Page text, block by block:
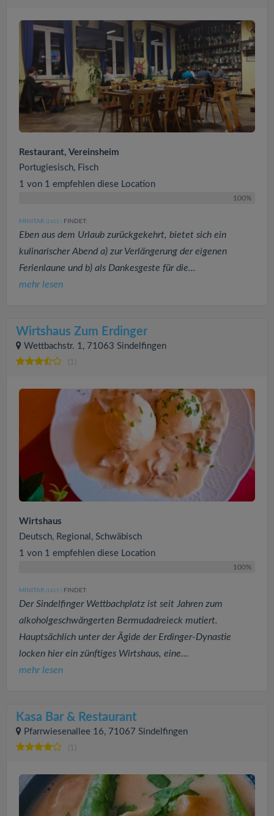
Restaurant, Vereinsheim
Portugiesisch, Fisch
1 von 1 empfehlen diese Location
100%
MINITAR (1415 ) FINDET:
Eben aus dem Urlaub zurückgekehrt, bietet sich ein
kulinarischer Abend a) zur Verlängerung der eigenen
Ferienlaune und b) als Dankesgeste für die...
mehr lesen
Wirtshaus Zum Erdinger
Wettbachstr. 1, 71063 Sindelfingen
Wirtshaus
Deutsch, Regional, Schwäbisch
1 von 1 empfehlen diese Location
100%
MINITAR (1415 ) FINDET:
Der Sindelfinger Wettbachplatz ist seit Jahren zum
alkoholgeschwängerten Bermudadreieck mutiert.
Hauptsächlich unter der Ägide der Erdinger-Dynastie
locken hier ein zünftiges Wirtshaus, eine...
mehr lesen
Kasa Bar & Restaurant
Pfarrwiesenallee 16, 71067 Sindelfingen
(1)